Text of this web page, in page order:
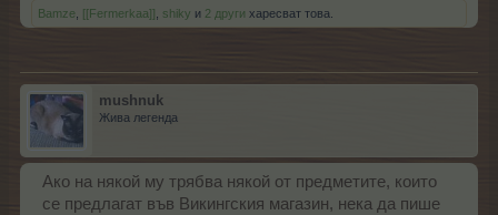
Bamze [[Fermerkaa]] shiky и 2 други харесват това.
mushnuk
Жива легенда
Ако на някой му трябва някой от предметите, които
се предлагат във Викингския магазин, нека да пише